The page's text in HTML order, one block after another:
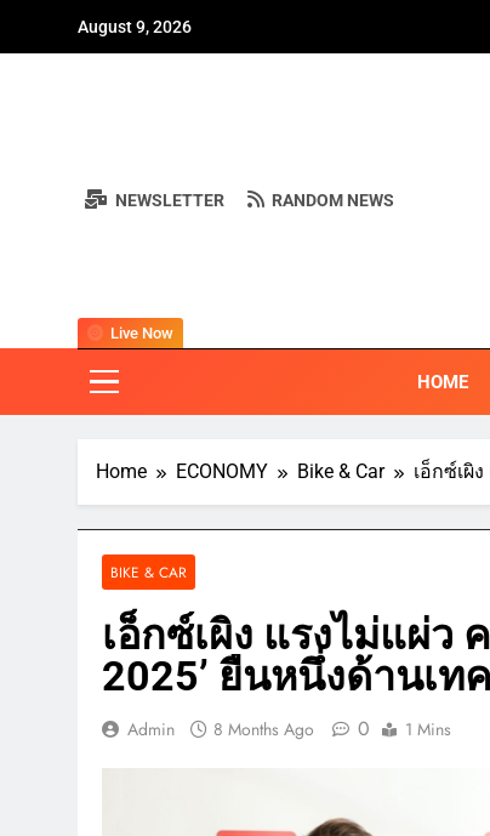
August 9, 2026
NEWSLETTER RANDOM NEWS
HOME
Live Now
Home ECONOMY Bike & Car เอ็กซ์เผิ
BIKE & CAR
เอ็กซ์เผิง แรงไม่แผ่ว
2025’ ยืนหนึ่งด้านเท
Admin 8 Months Ago 0 1 Mins